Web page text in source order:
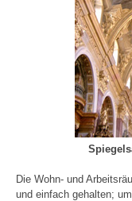
Die Wohn- und
und einfach gehalten;